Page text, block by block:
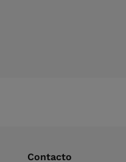
Contacto